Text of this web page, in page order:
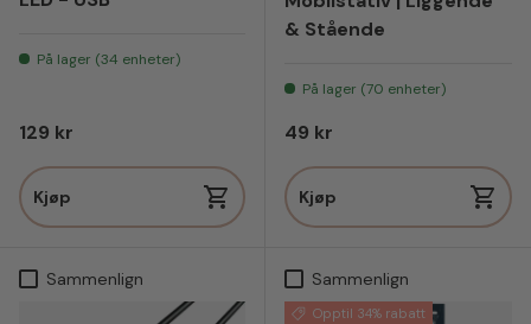
På lager (34 enheter)
Vanlig pris
129 kr
Kjøp
& Stående
På lager (70 enheter)
Vanlig pris
49 kr
Kjøp
Sammenlign Sammenlign
Opptil 34% rabatt